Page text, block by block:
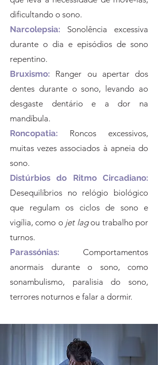
dificultando o sono.
Narcolepsia:
Sonolência excessiva
durante o dia e episódios de sono
repentino.
Bruxismo:
Ranger ou apertar dos
dentes durante o sono, levando ao
desgaste dentário e a dor na
mandíbula.
Roncopatia: Roncos excessivos,
muitas vezes associados à apneia do
sono.
Distúrbios do Ritmo Circadiano:
Desequilíbrios no relógio biológico
que regulam os ciclos de sono e
vigília, como o jet lagou trabalho por
turnos.
Parassónias: Comportamentos
anormais durante o sono, como
sonambulismo, paralisia do sono,
terrores noturnos e falar a dormir.